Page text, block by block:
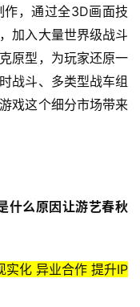
，通过全3D画面技
加入大量世界级战斗
原型，为玩家还原一
战斗、多类型战车组
戏这个细分市场带来
什么原因让游艺春秋
实化 异业合作 提升IP